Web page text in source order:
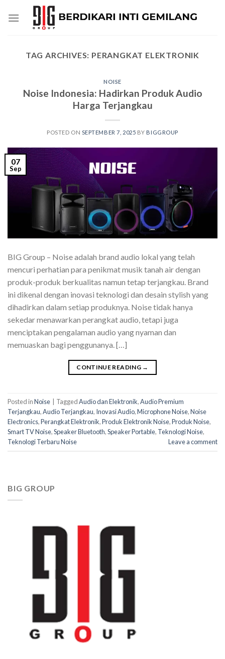
TAG ARCHIVES: PERANGKAT ELEKTRONIK
NOISE
Noise Indonesia: Hadirkan Produk Audio
Harga Terjangkau
POSTED ON SEPTEMBER 7, 2025 BY BIGGROUP
07
Sep
BIG Group – Noise adalah brand audio lokal yang telah
mencuri perhatian para penikmat musik tanah air dengan
produk-produk berkualitas namun tetap terjangkau. Brand
ini dikenal dengan inovasi teknologi dan desain stylish yang
dihadirkan dalam setiap produknya. Noise tidak hanya
sekedar menawarkan perangkat audio, tetapi juga
menciptakan pengalaman audio yang nyaman dan
memuaskan bagi penggunanya. […]
CONTINUE READING →
Posted inNoise TaggedAudio dan Elektronik,Audio Premium
Terjangkau,Audio Terjangkau, Inovasi Audio,Microphone Noise,Noise
Electronics,Perangkat Elektronik,Produk Elektronik Noise,Produk Noise,
Smart TV Noise,Speaker Bluetooth,Speaker Portable, Teknologi Noise,
Teknologi Terbaru Noise
Leave a comment
BIG GROUP